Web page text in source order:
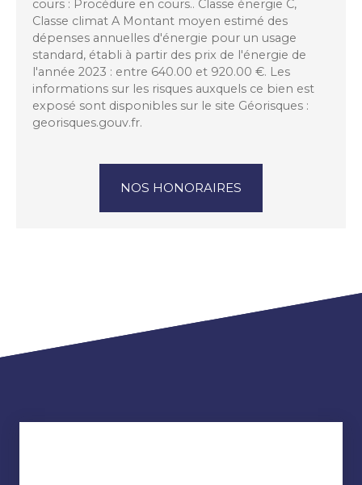
cours : Procédure en cours.. Classe énergie C,
Classe climat A Montant moyen estimé des
dépenses annuelles d'énergie pour un usage
standard, établi à partir des prix de l'énergie de
l'année 2023 : entre 640.00 et 920.00 €. Les
informations sur les risques auxquels ce bien est
exposé sont disponibles sur le site Géorisques :
georisques.gouv.fr.
NOS HONORAIRES